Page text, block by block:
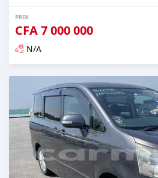
PRIX
CFA7 000 000
N/A
Publié il y a plus de 2 ans